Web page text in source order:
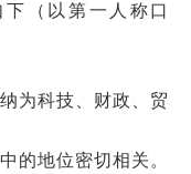
（以第一人称口
为科技、财政、贸
的地位密切相关。